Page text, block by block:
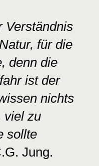
Verständnis
für die
denn die
ist der
nichts
viel zu
sollte
Jung.